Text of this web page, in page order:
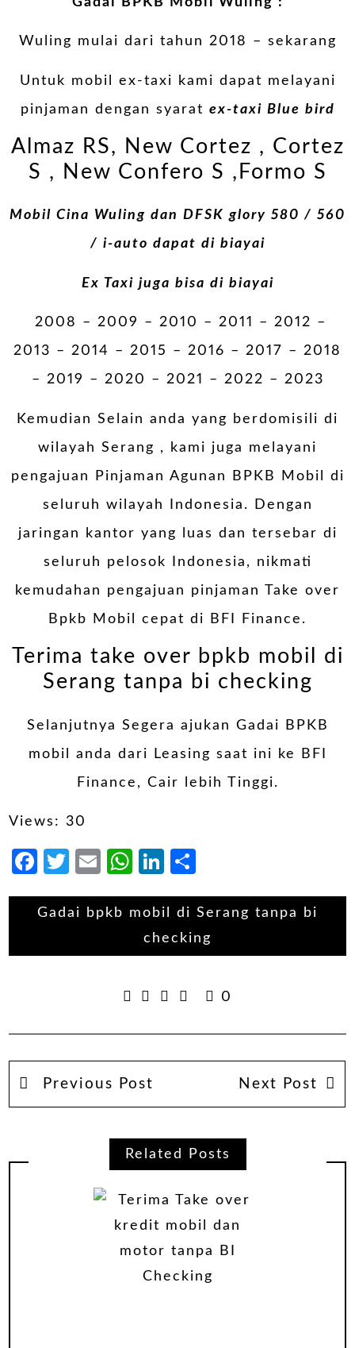
Wuling mulai dari tahun 2018 – sekarang
Untuk mobil ex-taxi kami dapat melayani
pinjaman dengan syarat ex-taxi Blue bird
Almaz RS, New Cortez , Cortez
S , New Confero S ,Formo S
Mobil Cina Wuling dan DFSK glory 580 / 560
/ i-auto dapat di biayai
Ex Taxi juga bisa di biayai
2008 – 2009 – 2010 – 2011 – 2012 –
2013 – 2014 – 2015 – 2016 – 2017 – 2018
– 2019 – 2020 – 2021 – 2022 – 2023
Kemudian Selain anda yang berdomisili di
wilayah Serang , kami juga melayani
pengajuan Pinjaman Agunan BPKB Mobil di
seluruh wilayah Indonesia. Dengan
jaringan kantor yang luas dan tersebar di
seluruh pelosok Indonesia, nikmati
kemudahan pengajuan pinjaman Take over
Bpkb Mobil cepat di BFI Finance.
Terima take over bpkb mobil di
Serang tanpa bi checking
Selanjutnya Segera ajukan Gadai BPKB
mobil anda dari Leasing saat ini ke BFI
Finance, Cair lebih Tinggi.
Views: 30
Facebook
Twitter
EmailWhatsApp
LinkedIn
Gadai bpkb mobil di Serang tanpa bi
checking
0
Previous Post Next Post
Related Posts